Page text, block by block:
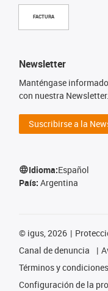
FACTURA
Newsletter
Manténgase
con nuestra Newsletter.
Suscribirse a la
Idioma:Español
País: Argentina
© igus, 2026
Canal de denuncia
Términos y condiciones
Configuración de la